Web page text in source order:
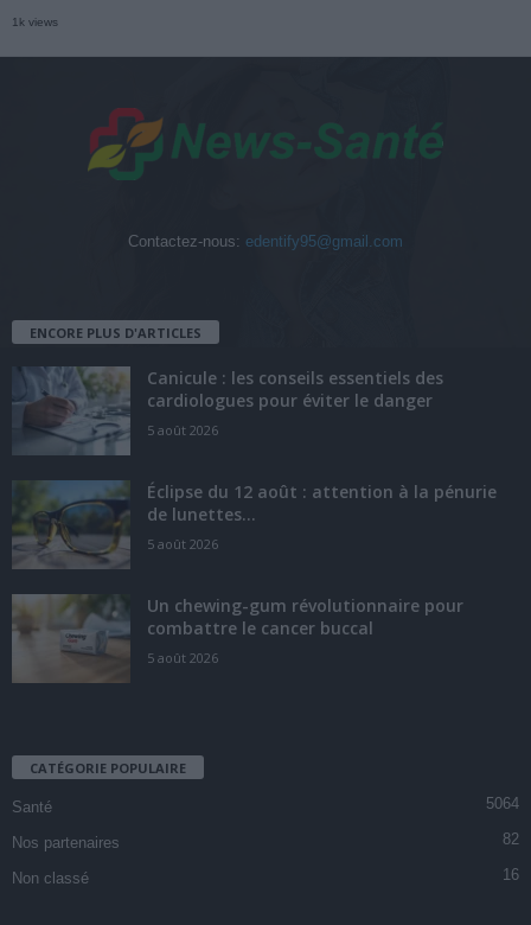
1k views
Contactez-nous: edentify95@gmail.com
ENCORE PLUS D'ARTICLES
Canicule : les conseils essentiels des
cardiologues pour éviter le danger
5 août 2026
Éclipse du 12 août : attention à la pénurie
de lunettes...
5 août 2026
Un chewing-gum révolutionnaire pour
combattre le cancer buccal
5 août 2026
CATÉGORIE POPULAIRE
Santé 5064
Nos partenaires 82
Non classé 16